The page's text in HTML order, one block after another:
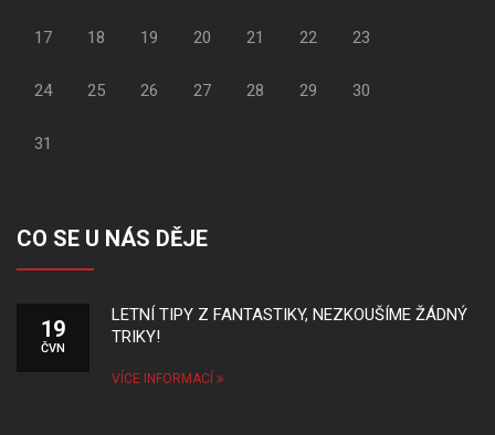
17 18 19 20 21 22 23
24 25 26 27 28 29 30
31
CO SE U NÁS DĚJE
19
ČVN
LETNÍ TIPY Z FANTASTIKY, NEZKOUŠÍME ŽÁDNÝ
TRIKY!
VÍCE INFORMACÍ